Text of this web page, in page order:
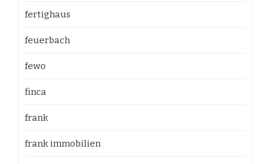
fertighaus
feuerbach
fewo
finca
frank
frank immobilien